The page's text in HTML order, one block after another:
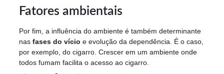
Fatores ambientais
Por fim, a influência do ambiente é também determinante
nas fases do vício e evolução da dependência. É o caso,
por exemplo, do cigarro. Crescer em um ambiente onde
todos fumam facilita o acesso ao cigarro.